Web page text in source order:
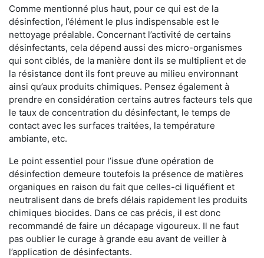
Comme mentionné plus haut, pour ce qui est de la
désinfection, l’élément le plus indispensable est le
nettoyage préalable. Concernant l’activité de certains
désinfectants, cela dépend aussi des micro-organismes
qui sont ciblés, de la manière dont ils se multiplient et de
la résistance dont ils font preuve au milieu environnant
ainsi qu’aux produits chimiques. Pensez également à
prendre en considération certains autres facteurs tels que
le taux de concentration du désinfectant, le temps de
contact avec les surfaces traitées, la température
ambiante, etc.
Le point essentiel pour l’issue d’une opération de
désinfection demeure toutefois la présence de matières
organiques en raison du fait que celles-ci liquéfient et
neutralisent dans de brefs délais rapidement les produits
chimiques biocides. Dans ce cas précis, il est donc
recommandé de faire un décapage vigoureux. Il ne faut
pas oublier le curage à grande eau avant de veiller à
l’application de désinfectants.